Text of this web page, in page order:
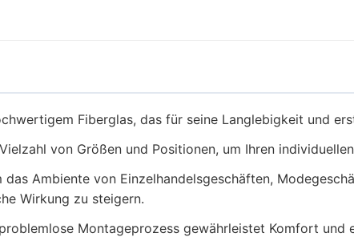
Fiberglas, das für seine Langlebigkeit und
von Größen und Positionen, um Ihren
das Ambiente von Einzelhandelsgeschäften,
Wirkung zu steigern.
Montageprozess gewährleistet Komfort und